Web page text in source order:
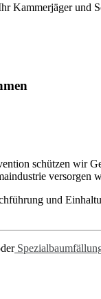
schützen wir
und